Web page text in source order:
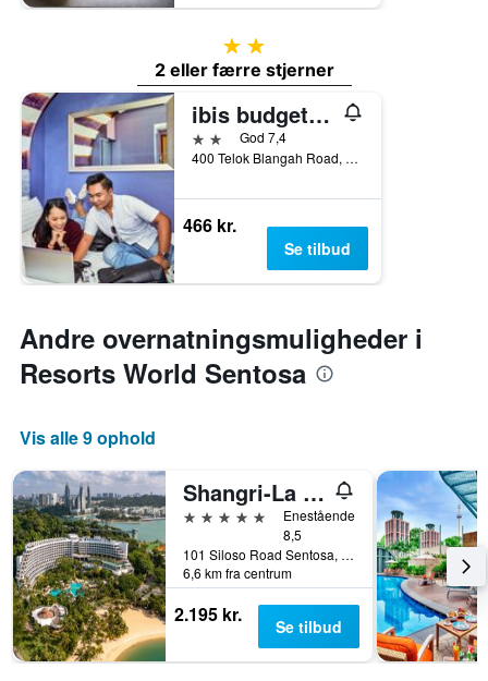
2 stjerner
2 eller færre stjerner
ibis budget Singapore Mount Faber
2 stjernerGod 7,4
400 Telok Blangah Road, Singapore, Singapore
466 kr.
Se tilbud
Andre overnatningsmuligheder i
Resorts World Sentosa
Vis alle 9 ophold
Shangri-La Rasa Sentosa, Singapore
5 stjerner
Enestående
8,5
101 Siloso Road Sentosa, Singapore, Singapore
6,6 km fra centrum
2.195 kr. Se tilbud